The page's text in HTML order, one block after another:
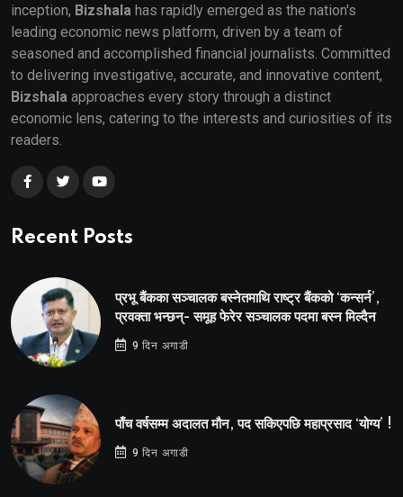
inception, Bizshala has rapidly emerged as the nation's
leading economic news platform, driven by a team of
seasoned and accomplished financial journalists. Committed
to delivering investigative, accurate, and innovative content,
Bizshala approaches every story through a distinct
economic lens, catering to the interests and curiosities of its
readers.
Recent Posts
प्रभू बैंकका सञ्चालक बस्नेतमाथि राष्ट्र बैंकको ‘कन्सर्न’,
प्रवक्ता भन्छन्- समूह फेरेर सञ्चालक पदमा बस्न मिल्दैन
9 दिन अगाडी
पाँच वर्षसम्म अदालत मौन, पद सकिएपछि महाप्रसाद ‘योग्य’ !
9 दिन अगाडी